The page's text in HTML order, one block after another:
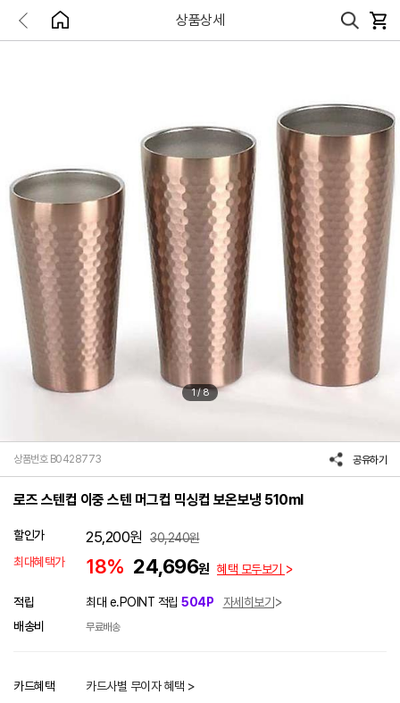
상품상세
1/8
상품번호 B0428773 공유하기
로즈 스텐컵 이중 스텐 머그컵 믹싱컵 보온보냉 510ml
할인가 25,200원 30,240원
최대혜택가
18% 24,696원 혜택 모두보기
적립 최대 e.POINT 적립 504P
자세히보기
배송비
무료배송
카드혜택 카드사별 무이자 혜택 >